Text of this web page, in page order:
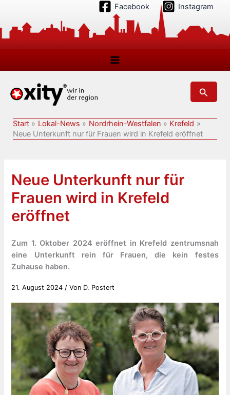
springen
Facebook Instagram
Suchen
Start Lokal-News Nordrhein-Westfalen
Krefeld
Neue Unterkunft nur für Frauen wird in Krefeld eröffnet
Neue Unterkunft nur für
Frauen wird in Krefeld
eröffnet
Zum 1. Oktober 2024 eröffnet in Krefeld zentrumsnah
eine Unterkunft rein für Frauen, die kein festes
Zuhause haben.
21. August 2024 / Von D. Postert